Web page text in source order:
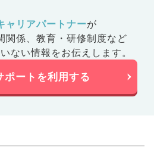
ャリアパートナーが
係、 教育・研修制度など
ない情報をお伝えします。
ポートを利用する